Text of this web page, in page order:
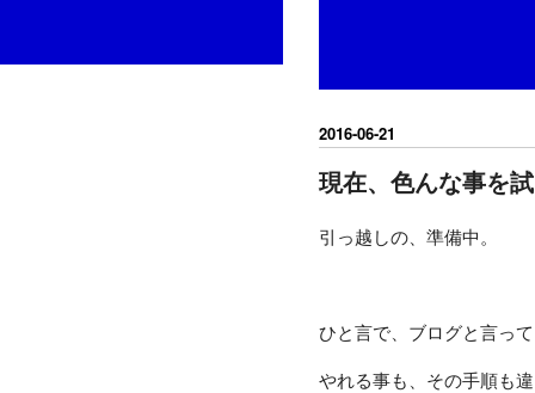
2016-06-21
現在、色んな事を
引っ越しの、準備中。
ひと言で、ブログと言っ
やれる事も、その手順も